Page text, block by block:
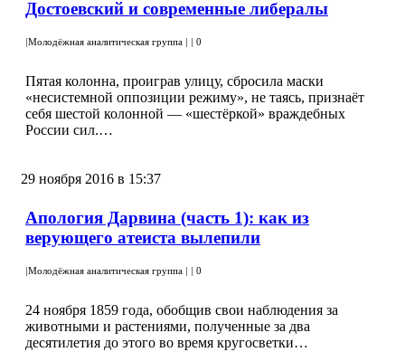
Достоевский и современные либералы
|Молодёжная аналитическая группа | | 0
Пятая колонна, проиграв улицу, сбросила маски
«несистемной оппозиции режиму», не таясь, признаёт
себя шестой колонной — «шестёркой» враждебных
России сил.…
29 ноября 2016 в 15:37
Апология Дарвина (часть 1): как из
верующего атеиста вылепили
|Молодёжная аналитическая группа | | 0
24 ноября 1859 года, обобщив свои наблюдения за
животными и растениями, полученные за два
десятилетия до этого во время кругосветки…